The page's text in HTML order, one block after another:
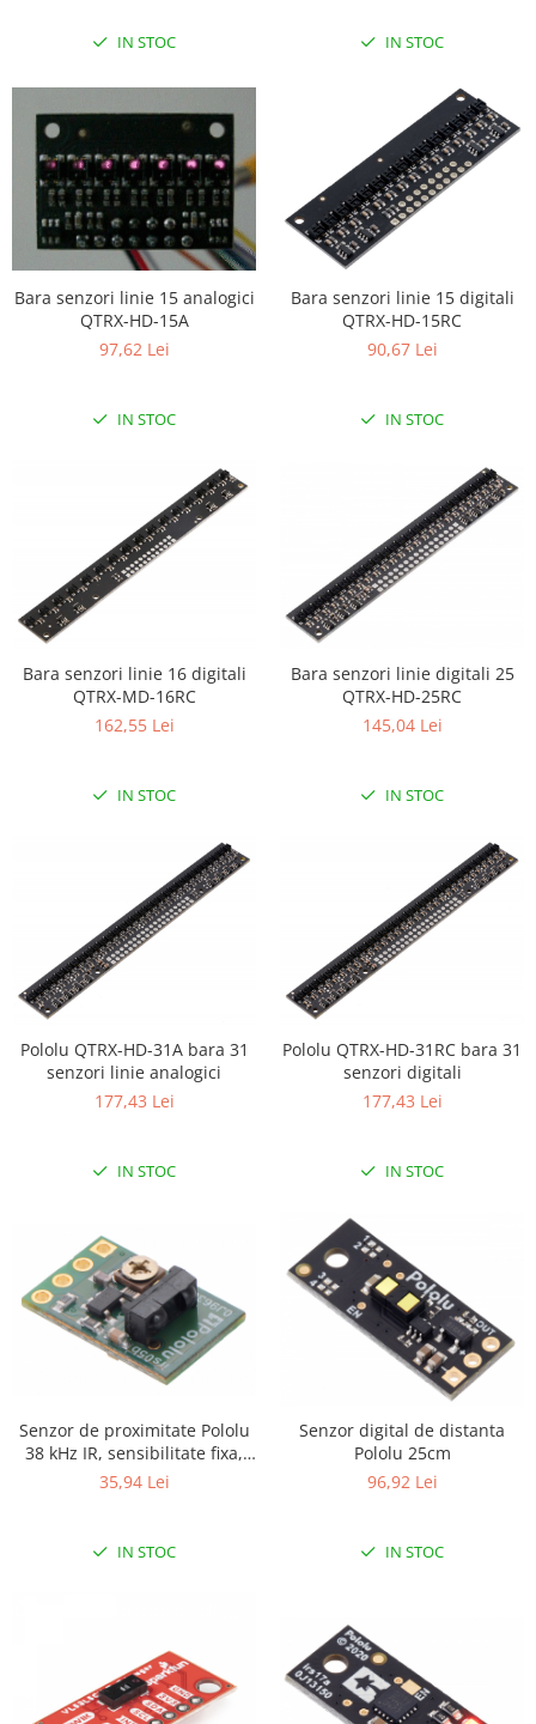
IN STOC IN STOC
Bara senzori linie 15 analogici
QTRX-HD-15A
97,62 Lei
IN STOC
Bara senzori linie 15 digitali
QTRX-HD-15RC
90,67 Lei
IN STOC
Bara senzori linie 16 digitali
QTRX-MD-16RC
162,55 Lei
IN STOC
Bara senzori linie digitali 25
QTRX-HD-25RC
145,04 Lei
IN STOC
Pololu QTRX-HD-31A bara 31
senzori linie analogici
177,43 Lei
IN STOC
Pololu QTRX-HD-31RC bara 31
senzori digitali
177,43 Lei
IN STOC
Senzor de proximitate Pololu
38 kHz IR, sensibilitate fixa,
luminozitate mica
35,94 Lei
IN STOC
Senzor digital de distanta
Pololu 25cm
96,92 Lei
IN STOC